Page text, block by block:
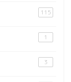
115
1
3